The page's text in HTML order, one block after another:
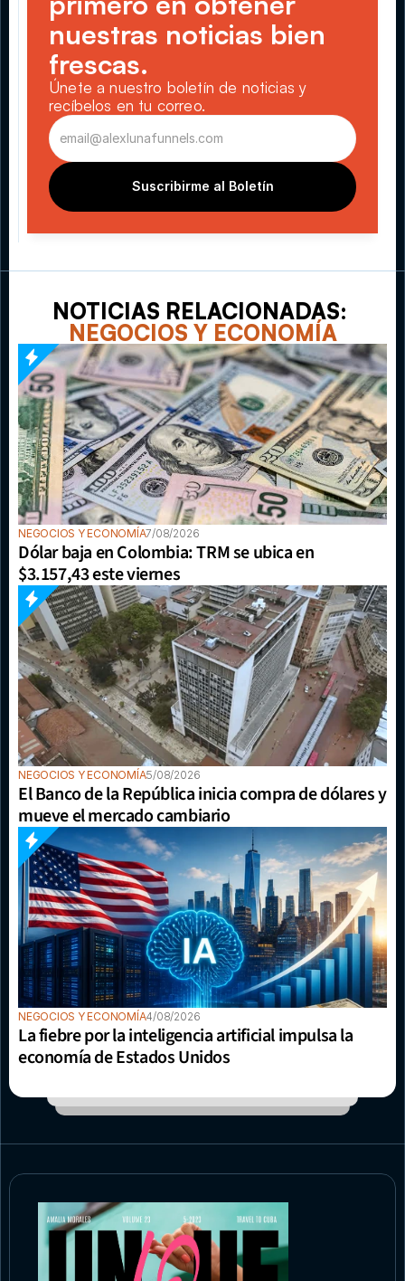
nuestras noticias bien
frescas.
Únete a nuestro boletín de noticias y
recíbelos en tu correo.
Suscribirme al Boletín
NOTICIAS RELACIONADAS:
NEGOCIOS Y ECONOMÍA
NEGOCIOS Y ECONOMÍA7/08/2026
Dólar baja en Colombia: TRM se ubica en
$3.157,43 este viernes
NEGOCIOS Y ECONOMÍA5/08/2026
El Banco de la República inicia compra de dólares y
mueve el mercado cambiario
NEGOCIOS Y ECONOMÍA4/08/2026
La fiebre por la inteligencia artificial impulsa la
economía de Estados Unidos